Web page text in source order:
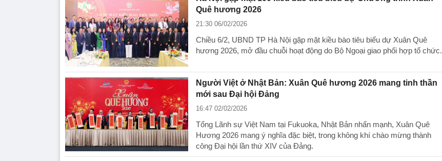
Quê hương 2026
21:30 06/02/2026
Chiều 6/2, UBND TP Hà Nội gặp mặt kiều bào tiêu biểu dự Xuân Quê
hương 2026, mở đầu chuỗi hoạt động do Bộ Ngoại giao phối hợp tổ chức.
Người Việt ở Nhật Bản: Xuân Quê hương 2026 mang tinh thần
mới sau Đại hội Đảng
16:47 02/02/2026
Tổng Lãnh sự Việt Nam tại Fukuoka, Nhật Bản nhấn mạnh, Xuân Quê
Hương 2026 mang ý nghĩa đặc biệt, trong không khí chào mừng thành
công Đại hội lần thứ XIV của Đảng.